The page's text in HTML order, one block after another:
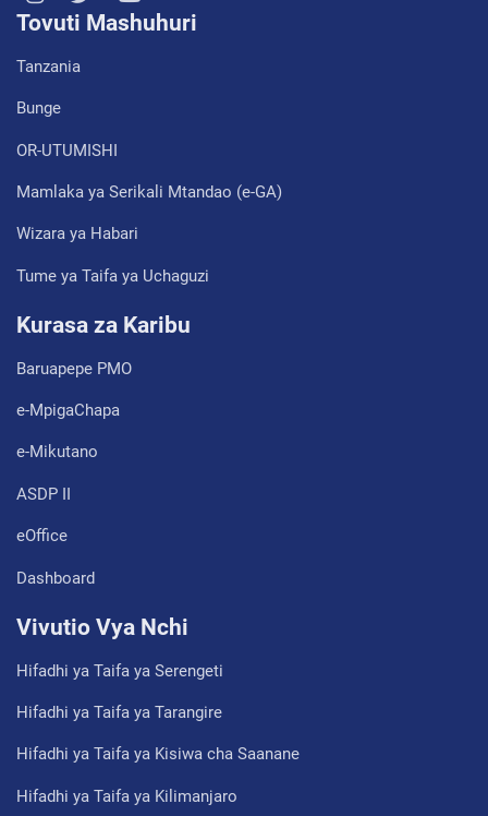
Tovuti Mashuhuri
Tanzania
Bunge
OR-UTUMISHI
Mamlaka ya Serikali Mtandao (e-GA)
Wizara ya Habari
Tume ya Taifa ya Uchaguzi
Kurasa za Karibu
Baruapepe PMO
e-MpigaChapa
e-Mikutano
ASDP II
eOffice
Dashboard
Vivutio Vya Nchi
Hifadhi ya Taifa ya Serengeti
Hifadhi ya Taifa ya Tarangire
Hifadhi ya Taifa ya Kisiwa cha Saanane
Hifadhi ya Taifa ya Kilimanjaro